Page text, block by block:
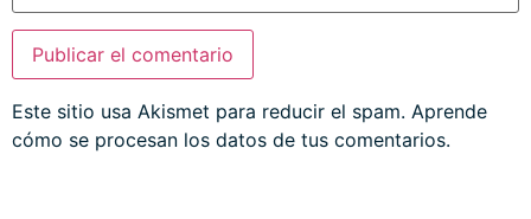
Este sitio usa Akismet para reducir el spam. Aprende
cómo se procesan los datos de tus comentarios.